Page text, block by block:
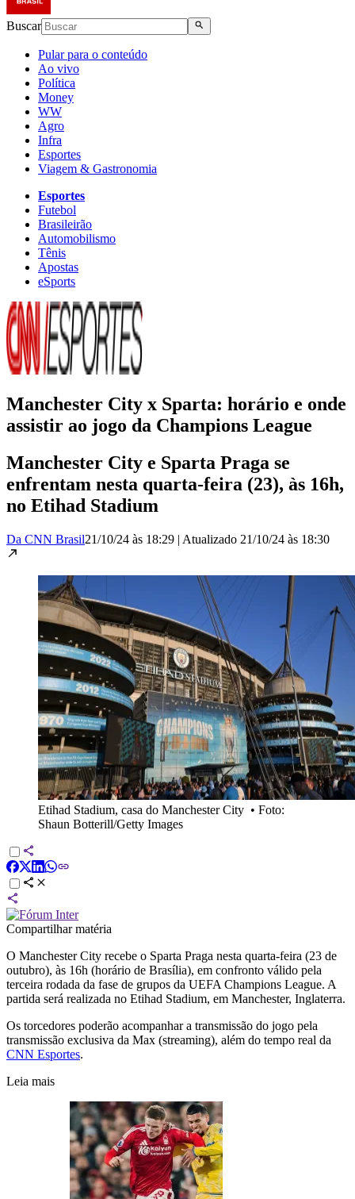
Buscar
Pular para o conteúdo
Ao vivo
Política
Money
WW
Agro
Infra
Esportes
Viagem & Gastronomia
Esportes
Futebol
Brasileirão
Automobilismo
Tênis
Apostas
eSports
Manchester City x Sparta: horário e onde
assistir ao jogo da Champions League
Manchester City e Sparta Praga se
enfrentam nesta quarta-feira (23), às 16h,
no Etihad Stadium
Da CNN Brasil21/10/24 às 18:29 | Atualizado 21/10/24 às 18:30
Etihad Stadium, casa do Manchester City • Foto:
Shaun Botterill/Getty Images
Compartilhar matéria
O Manchester City recebe o Sparta Praga nesta quarta-feira (23 de
outubro), às 16h (horário de Brasília), em confronto válido pela
terceira rodada da fase de grupos da UEFA Champions League. A
partida será realizada no Etihad Stadium, em Manchester, Inglaterra.
Os torcedores poderão acompanhar a transmissão do jogo pela
transmissão exclusiva da Max (streaming), além do tempo real da
CNN Esportes.
Leia mais